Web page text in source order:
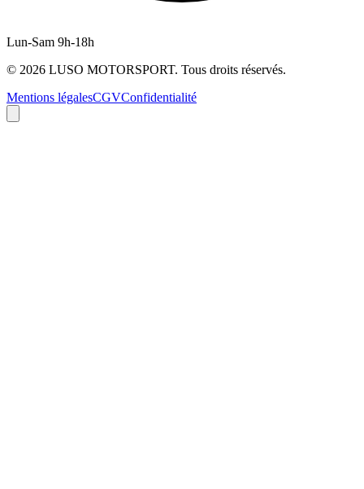
Lun-Sam 9h-18h
© 2026 LUSO MOTORSPORT. Tous droits réservés.
Mentions légalesCGVConfidentialité